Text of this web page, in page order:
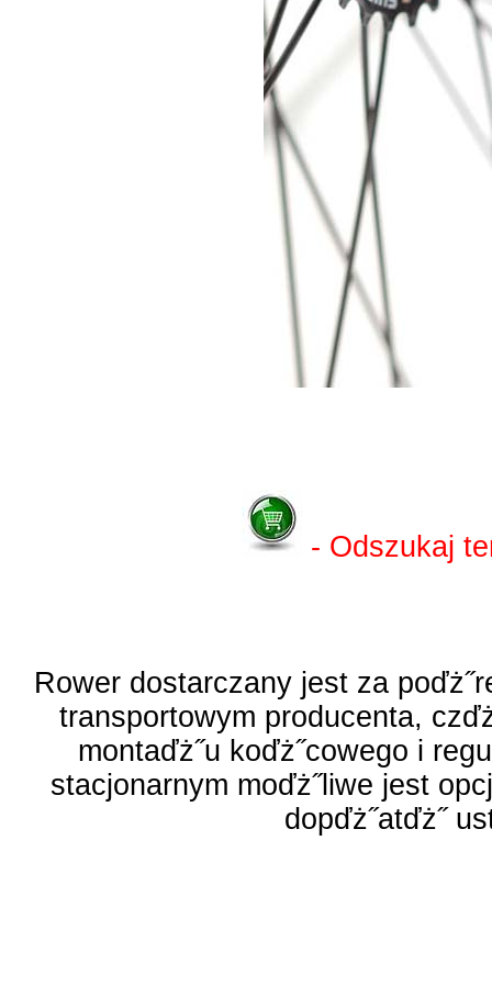
- Odszukaj
Rower dostarczany jest za
transportowym producenta,
montaďż˝u koďż˝cowego i
stacjonarnym moďż˝liwe jest
dopďż˝atďż˝